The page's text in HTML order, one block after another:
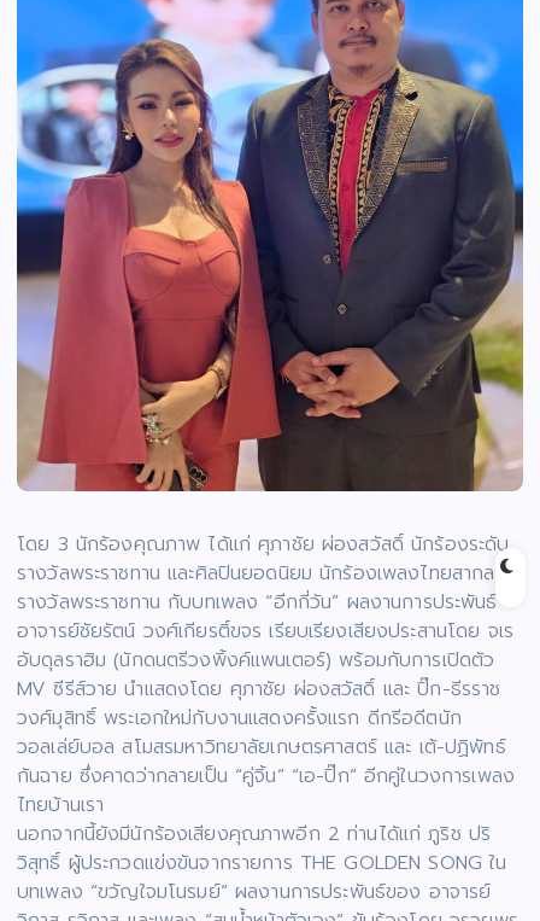
โดย 3 นักร้องคุณภาพ ได้แก่ ศุภาชัย ผ่องสวัสดิ์ นักร้องระดับ
รางวัลพระราชทาน และศิลปินยอดนิยม นักร้องเพลงไทยสากล
รางวัลพระราชทาน กับบทเพลง “อีกกี่วัน” ผลงานการประพันธ์
อาจารย์ชัยรัตน์ วงศ์เกียรติ์ขจร เรียบเรียงเสียงประสานโดย จเร
อับดุลราฮิม (นักดนตรีวงพิ้งค์แพนเตอร์) พร้อมกับการเปิดตัว
MV ซีรีส์วาย นำแสดงโดย ศุภาชัย ผ่องสวัสดิ์ และ ปิ๊ก-ธีรราช
วงศ์มุสิทธิ์ พระเอกใหม่กับงานแสดงครั้งแรก ดีกรีอดีตนัก
วอลเล่ย์บอล สโมสรมหาวิทยาลัยเกษตรศาสตร์ และ เต้-ปฏิพัทธ์
กันฉาย ซึ่งคาดว่ากลายเป็น “คู่จิ้น” “เอ-ปิ๊ก” อีกคู่ในวงการเพลง
ไทยบ้านเรา
นอกจากนี้ยังมีนักร้องเสียงคุณภาพอีก 2 ท่านได้แก่ ภูริช ปริ
วิสุทธิ์ ผู้ประกวดแข่งขันจากรายการ THE GOLDEN SONG ใน
บทเพลง “ขวัญใจมโนรมย์” ผลงานการประพันธ์ของ อาจารย์